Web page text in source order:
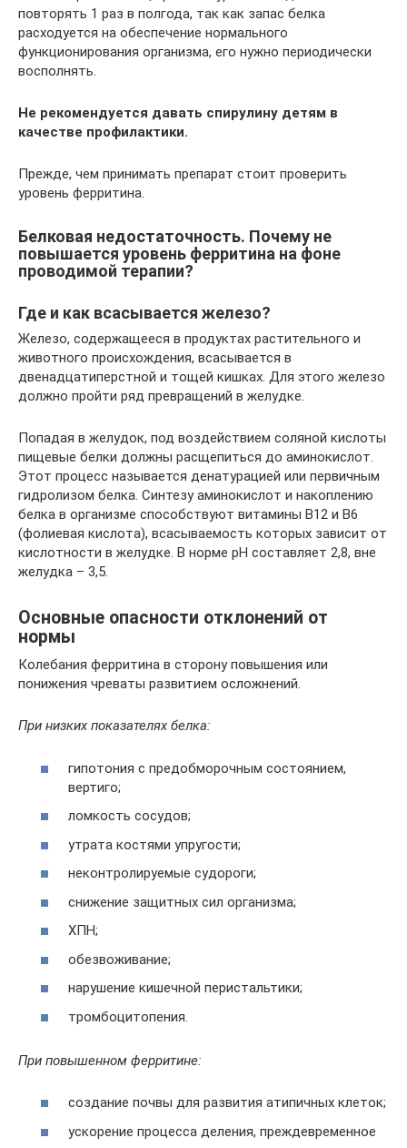
повторять 1 раз в полгода, так как запас белка
расходуется на обеспечение нормального
функционирования организма, его нужно периодически
восполнять.
Не рекомендуется давать спирулину детям в
качестве профилактики.
Прежде, чем принимать препарат стоит проверить
уровень ферритина.
Белковая недостаточность. Почему не
повышается уровень ферритина на фоне
проводимой терапии?
Где и как всасывается железо?
Железо, содержащееся в продуктах растительного и
животного происхождения, всасывается в
двенадцатиперстной и тощей кишках. Для этого железо
должно пройти ряд превращений в желудке.
Попадая в желудок, под воздействием соляной кислоты
пищевые белки должны расщепиться до аминокислот.
Этот процесс называется денатурацией или первичным
гидролизом белка. Синтезу аминокислот и накоплению
белка в организме способствуют витамины В12 и В6
(фолиевая кислота), всасываемость которых зависит от
кислотности в желудке. В норме pH составляет 2,8, вне
желудка – 3,5.
Основные опасности отклонений от
нормы
Колебания ферритина в сторону повышения или
понижения чреваты развитием осложнений.
При низких показателях белка:
гипотония с предобморочным состоянием,
вертиго;
ломкость сосудов;
утрата костями упругости;
неконтролируемые судороги;
снижение защитных сил организма;
ХПН;
обезвоживание;
нарушение кишечной перистальтики;
тромбоцитопения.
При повышенном ферритине:
создание почвы для развития атипичных клеток;
ускорение процесса деления, преждевременное